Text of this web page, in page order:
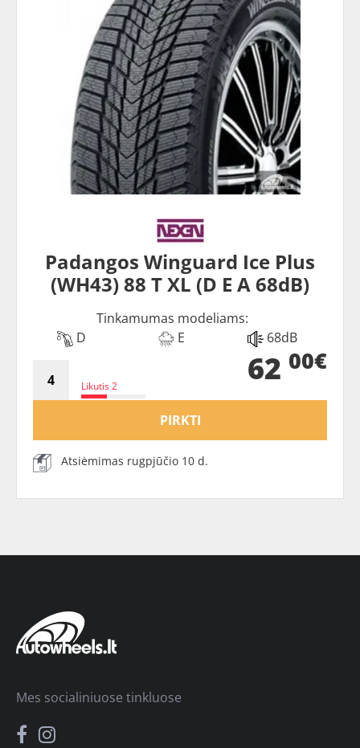
Padangos Winguard Ice Plus
(WH43) 88 T XL (D E A 68dB)
Tinkamumas modeliams:
D
E 68dB
Likutis 2 62 00€
PIRKTI
Atsiėmimas rugpjūčio 10 d.
Mes socialiniuose tinkluose